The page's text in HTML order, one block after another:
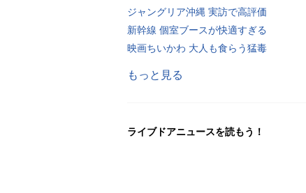
ジャングリア沖縄 実訪で高評価
新幹線 個室ブースが快適すぎる
映画ちいかわ 大人も食らう猛毒
もっと見る
ライブドアニュースを読もう！